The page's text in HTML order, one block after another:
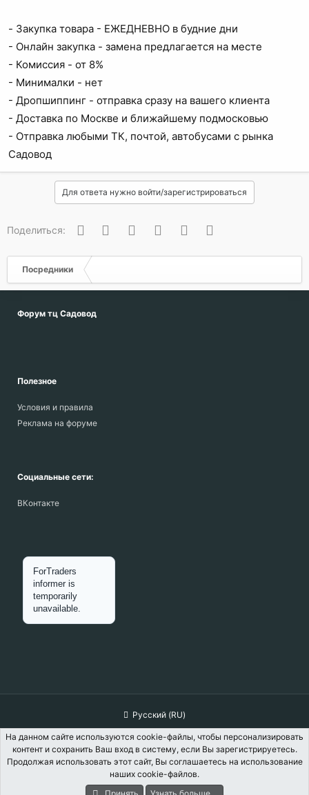
- Закупка товара - ЕЖЕДНЕВНО в будние дни
- Онлайн закупка - замена предлагается на месте
- Комиссия - от 8%
- Минималки - нет
- Дропшиппинг - отправка сразу на вашего клиента
- Доставка по Москве и ближайшему подмосковью
- Отправка любыми ТК, почтой, автобусами с рынка
Садовод
Для ответа нужно войти/зарегистрироваться
Поделиться: ВконтактеОдноклассники
Facebook
Twitter WhatsApp
Посредники
Форум тц Садовод
Полезное
Условия и правила
Реклама на форуме
Социальные сети:
ВКонтакте
Русский (RU)
Обратная связь
Условия и правила
Политика конфиденциальности
Помощь Главная
S
На данном сайте используются cookie-файлы, чтобы персонализировать
контент и сохранить Ваш вход в систему, если Вы зарегистрируетесь.
Продолжая использовать этот сайт, Вы соглашаетесь на использование
наших cookie-файлов.